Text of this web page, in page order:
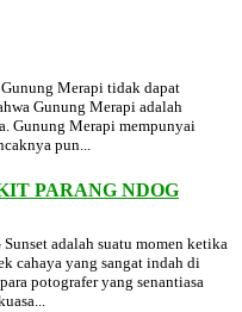
Merapi tidak dapat
Gunung Merapi adalah
Gunung Merapi mempunyai
pun...
PARANG NDOG
adalah suatu momen ketika
cahaya yang sangat indah di
potografer yang senantiasa